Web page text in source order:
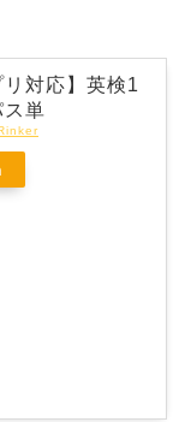
リ対応】英検1
ス単